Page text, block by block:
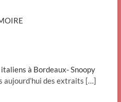
à Bordeaux- Snoopy
aujourd’hui des extraits […]